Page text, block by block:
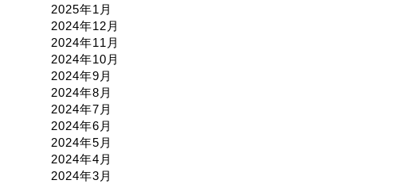
2025年1月
2024年12月
2024年11月
2024年10月
2024年9月
2024年8月
2024年7月
2024年6月
2024年5月
2024年4月
2024年3月